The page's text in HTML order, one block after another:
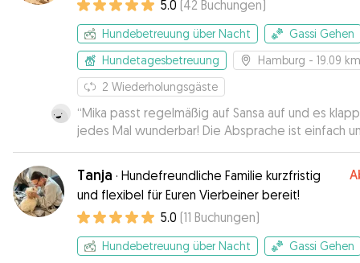
ihn jederzeit wieder zu Maja bringen. Einfach eine
Person mit ganz viel Empathie, vielen Dank nochmal
5.0 (42 Buchungen)
Hundebetreuung über Nacht
Gassi Gehen
Hundetagesbetreuung
Hamburg - 19.09 km
2 Wiederholungsgäste
“Mika passt regelmäßig auf Sansa auf und es
jedes Mal wunderbar! Die Absprache ist einfach
wenn wir das Wort Mika versehentlich an dem
aussprechen, ist der Hund auch nicht mehr zu
wir sind sehr froh, dass es jedes Mal so super
und Sansa sich rundum wohlfühlt 🥰 letztens hatte
einen riesen Bluterguss am Bein und der Tierarzt
wir müssten das dringend beobachten. Mika hatte
das Wochenende bei sich und hat jederzeit auf
Tanja · Hundefreundliche Familie kurzfristig
und flexibel für Euren Vierbeiner bereit!
5.0 (11 Buchungen)
Hundebetreuung über Nacht
Gassi Gehen